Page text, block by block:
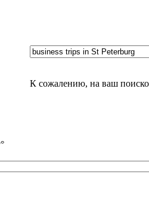
К сожалению, на ваш